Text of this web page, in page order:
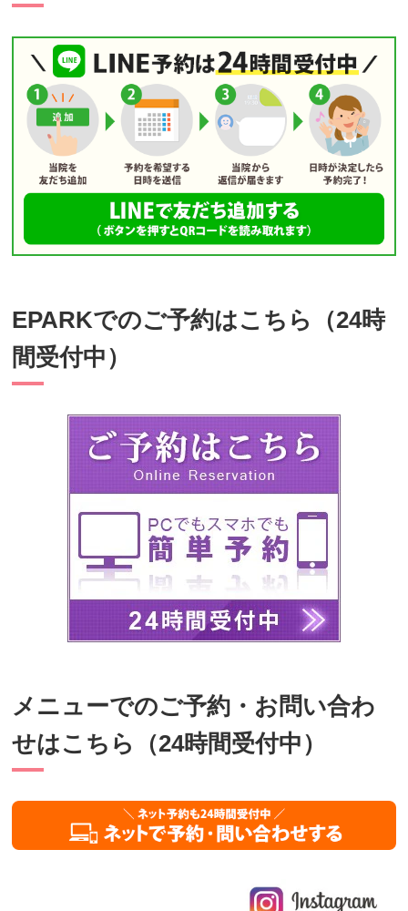
EPARKでのご予約はこちら（24時
間受付中）
メニューでのご予約・お問い合わ
せはこちら（24時間受付中）